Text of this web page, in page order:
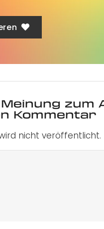
zum
Kommentar
nicht veröffentlicht.